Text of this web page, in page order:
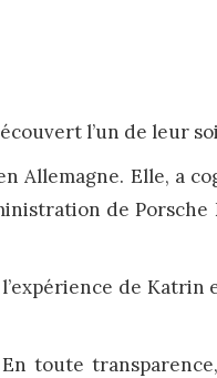
l’un de leur
Allemagne. Elle, a
de
de Katrin
toute